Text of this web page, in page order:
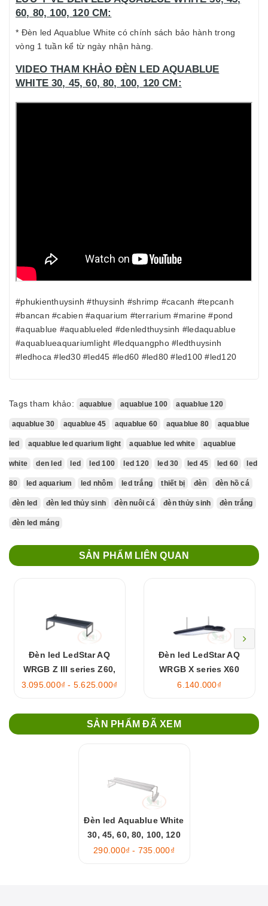
60, 80, 100, 120 CM:
* Đèn led Aquablue White có chính sách bảo hành trong
vòng 1 tuần kể từ ngày nhận hàng.
VIDEO THAM KHẢO ĐÈN LED AQUABLUE
WHITE 30, 45, 60, 80, 100, 120 CM:
#phukienthuysinh #thuysinh #shrimp #cacanh #tepcanh
#bancan #cabien #aquarium #terrarium #marine #pond
#aquablue #aquablueled #denledthuysinh #ledaquablue
#aquablueaquariumlight #ledquangpho #ledthuysinh
#ledhoca #led30 #led45 #led60 #led80 #led100 #led120
Tags tham khảo: aquablue aquablue 100 aquablue 120
aquablue 30 aquablue 45 aquablue 60 aquablue 80 aquablue
led aquablue led quarium light aquablue led white aquablue
white den led led led 100 led 120 led 30 led 45 led 60 led
80 led aquarium led nhôm led trắng thiết bị đèn đèn hồ cá
đèn led đèn led thủy sinh đèn nuôi cá đèn thủy sinh đèn trắng
đèn led máng
SẢN PHẨM LIÊN QUAN
Đèn led LedStar AQ
WRGB Z III series Z60,
Z90, Z120, Z150
3.095.000₫ - 5.625.000₫
Đèn led LedStar AQ
WRGB X series X60
6.140.000₫
SẢN PHẨM ĐÃ XEM
Đèn led Aquablue White
30, 45, 60, 80, 100, 120
cm
290.000₫ - 735.000₫